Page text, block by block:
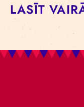
LASĪT